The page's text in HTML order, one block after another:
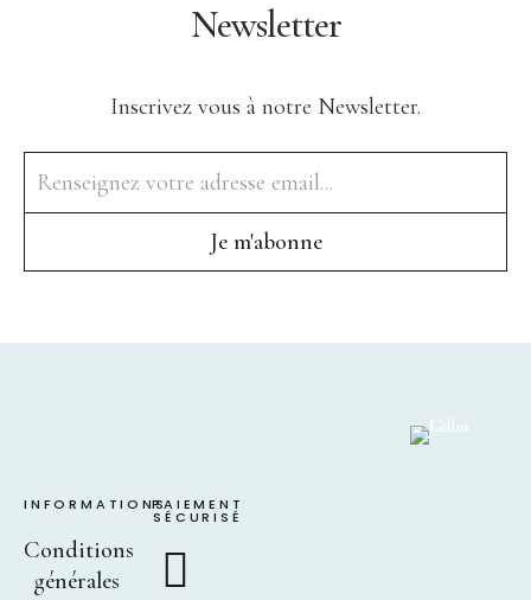
Newsletter
Inscrivez vous à notre Newsletter.
INFORMATIONS
Conditions
générales
PAIEMENT
SÉCURISÉ